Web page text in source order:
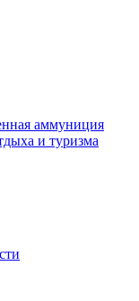
аммуниция
и туризма